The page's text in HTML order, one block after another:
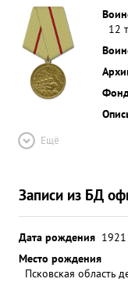
12
Ещё
Записи из БД
Дата рождения 1921
Место рождения
Псковская область